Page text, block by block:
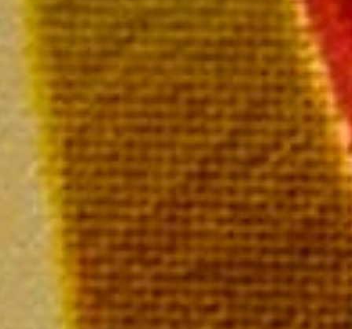
Blanc de Pinot Noir
La bouteille 49,00 €
Champagne MAILLY Grand Cru
28 rue de la Libération – 51500 Mailly Champagne
Tél : 03 26 49 41 10
Nous contacter par email